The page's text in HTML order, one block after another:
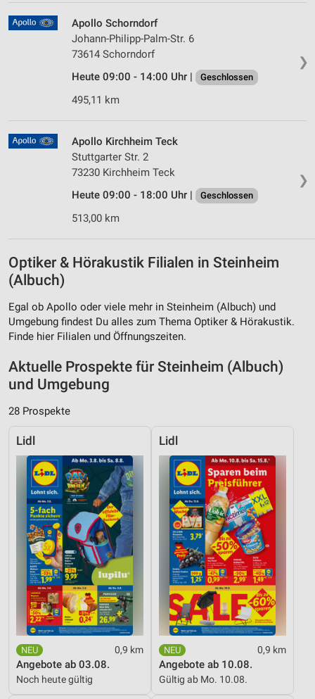
❯
Apollo Schorndorf
Johann-Philipp-Palm-Str. 6
73614 Schorndorf
Heute 09:00 - 14:00 Uhr |
Geschlossen
495,11 km
❯
Apollo Kirchheim Teck
Stuttgarter Str. 2
73230 Kirchheim Teck
Heute 09:00 - 18:00 Uhr |
Geschlossen
513,00 km
Optiker & Hörakustik Filialen in Steinheim
(Albuch)
Egal ob Apollo oder viele mehr in Steinheim (Albuch) und
Umgebung findest Du alles zum Thema Optiker & Hörakustik.
Finde hier Filialen und Öffnungszeiten.
Aktuelle Prospekte für Steinheim (Albuch)
und Umgebung
28 Prospekte
Lidl
0,9 km
Angebote ab 03.08.
Noch heute gültig
Lidl
0,9 km
Angebote ab 10.08.
Gültig ab Mo. 10.08.